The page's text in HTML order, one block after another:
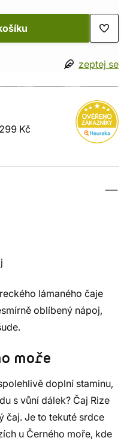
zeptej se
Kč
lámaného čaje
oblíbený nápoj,
moře
doplní staminu,
s vůní dálek? Čaj Rize
čaj. Je to tekuté srdce
u Černého moře, kde